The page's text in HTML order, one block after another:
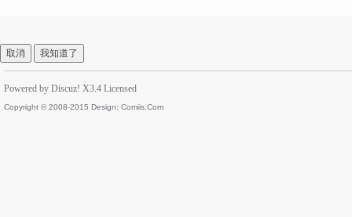
取消 我知道了
Powered by Discuz! X3.4 Licensed
Copyright © 2008-2015 Design: Comiis.Com